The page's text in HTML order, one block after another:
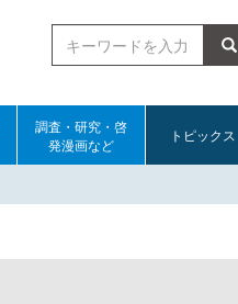
検索
調査・研究・啓
発漫画など
トピックス